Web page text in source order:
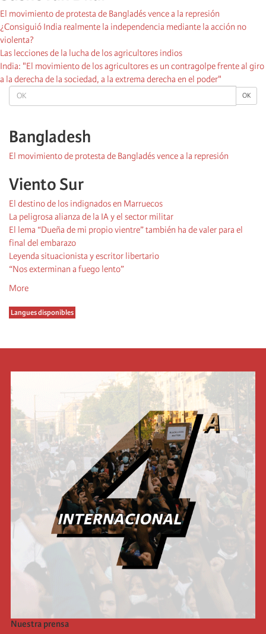
OK OK
Bangladesh
El movimiento de protesta de Bangladés vence a la represión
Viento Sur
El destino de los indignados en Marruecos
La peligrosa alianza de la IA y el sector militar
El lema “Dueña de mi propio vientre” también ha de valer para el
final del embarazo
Leyenda situacionista y escritor libertario
“Nos exterminan a fuego lento”
More
Langues disponibles
El movimiento de protesta de Bangladés vence a la represión
¿Consiguió India realmente la independencia mediante la acción no
violenta?
Las lecciones de la lucha de los agricultores indios
India: "El movimiento de los agricultores es un contragolpe frente al giro
a la derecha de la sociedad, a la extrema derecha en el poder"
Nuestra prensa